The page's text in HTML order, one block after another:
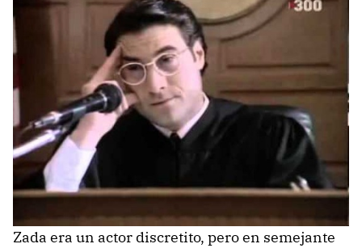
Zada era un actor discretito, pero en semejante